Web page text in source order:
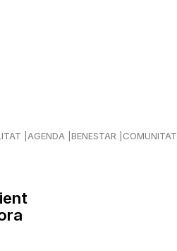
AGENDA BENESTAR COMUNITAT